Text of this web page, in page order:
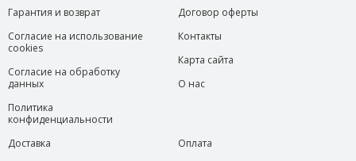
Гарантия и возврат
Согласие на использование
cookies
Согласие на обработку
данных
Политика
конфиденциальности
Договор оферты
Контакты
Карта сайта
О нас
Доставка
Оплата